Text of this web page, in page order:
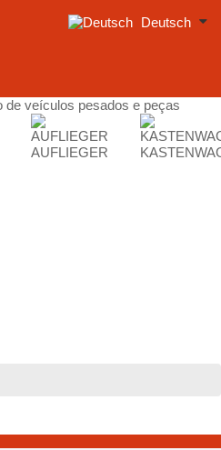
Deutsch
AUFLIEGER